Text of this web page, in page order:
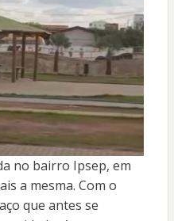
no bairro Ipsep, em
a mesma. Com o
que antes se